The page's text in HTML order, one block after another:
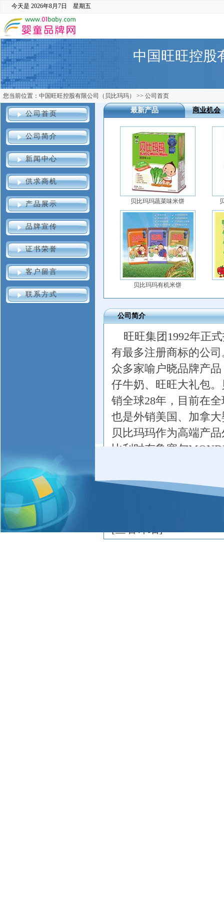
今天是 2026年8月7日 星期五
中国旺旺控股
您当前位置： 中国旺旺控股有限公司（贝比玛玛） >> 公司首页
公司首页
公司简介
新闻中心
供求商机
产品展示
品牌宣传
证书荣誉
客户留言
联系方式
商业机会
最新产品
贝比玛玛蔬菜味米饼
贝比玛玛有机米饼
公司简介
旺旺集团1992年正
有最多注册商标的公
众多家喻户晓品牌产
仔牛奶、旺旺大礼包
销全球28年，目前在
也是外销美国、加拿
贝比玛玛作为高端产
比利时布鲁塞尔
玛玛米饼采用绿色纯
腐剂、无反式脂肪，
[查看详细]